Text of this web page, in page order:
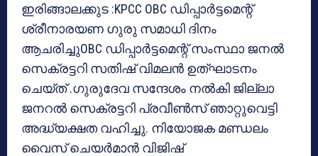
ഇരിങ്ങാലക്കുട :KPCC OBC ഡിപ്പാർട്ടമെന്റ്
ശ്രീനാരയണ ഗുരു സമാധി ദിനം
ആചരിച്ചുOBC ഡിപ്പാർട്ടമെന്റ് സംസ്ഥാ ജനൽ
സെക്രട്ടറി സതിഷ് വിമലൻ ഉത്ഘാടനം
ചെയ്ത് .ഗുരുദേവ സന്ദേശം നൽകി ജില്ലാ
ജനറൽ സെക്രട്ടറി പ്രവീൺസ് ഞാറ്റുവെട്ടി
അദ്ധ്യക്ഷത വഹിച്ചു. നിയോജക മണ്ഡലം
വൈസ് ചെയർമാൻ വിജിഷ്